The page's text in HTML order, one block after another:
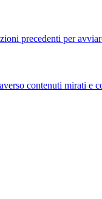
precedenti per
contenuti mirati e